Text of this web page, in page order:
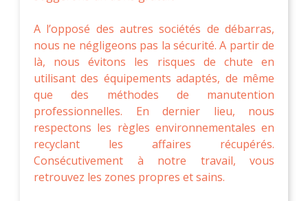
A l’opposé des autres sociétés de débarras,
nous ne négligeons pas la sécurité. A partir de
là, nous évitons les risques de chute en
utilisant des équipements adaptés, de même
que des méthodes de manutention
professionnelles. En dernier lieu, nous
respectons les règles environnementales en
recyclant les affaires récupérés.
Consécutivement à notre travail, vous
retrouvez les zones propres et sains.